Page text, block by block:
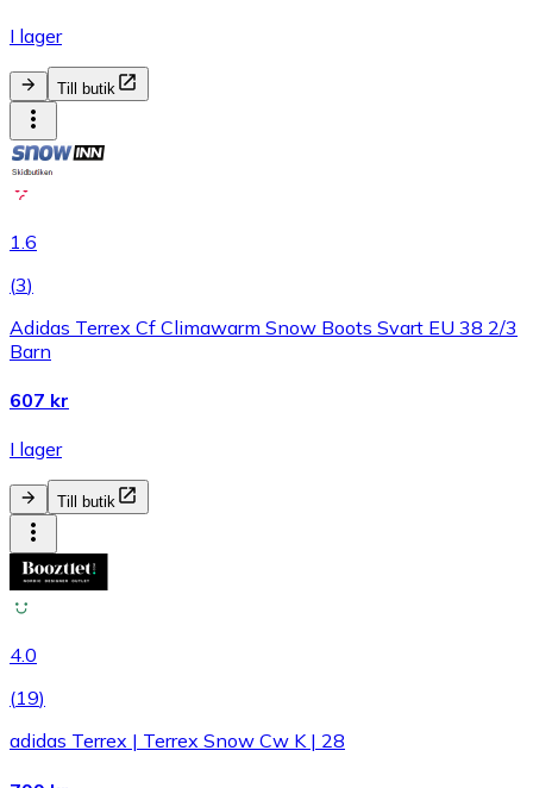
I lager
Till butik
1.6
(3)
Adidas Terrex Cf Climawarm Snow Boots Svart EU 38 2/3
Barn
607 kr
I lager
Till butik
4.0
(19)
adidas Terrex | Terrex Snow Cw K | 28